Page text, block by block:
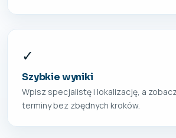
✓
Szybkie wyniki
Wpisz specjalistę i lokalizację, a
terminy bez zbędnych kroków.